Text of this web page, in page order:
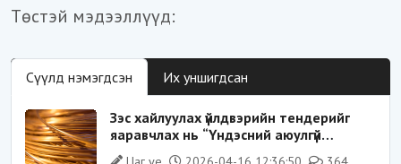
Төстэй мэдээллүүд:
Сүүлд нэмэгдсэн Их уншигдсан
Зэс хайлуулах үйлдвэрийн тендерийг
яаравчлах нь “Үндэсний аюулгүй
байдал“-д эрсдэлтэй юу?